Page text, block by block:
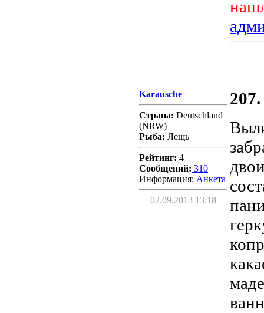
Karausche
Страна: Deutschland
(NRW)
Рыба: Лещь
Рейтинг: 4
Сообщений: 310
Информация: Aнкета
02.09.2013 13:18
207.